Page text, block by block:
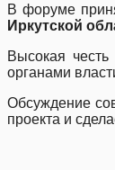
В форуме
Иркутской
Высокая
органами
Обсуждение
проекта и